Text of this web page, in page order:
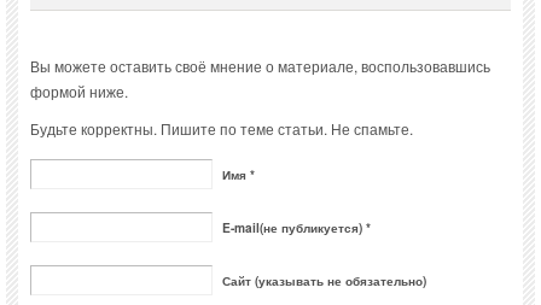
Вы можете оставить своё мнение о материале, воспользовавшись
формой ниже.
Будьте корректны. Пишите по теме статьи. Не спамьте.
Имя *
E-mail(не публикуется) *
Сайт (указывать не обязательно)